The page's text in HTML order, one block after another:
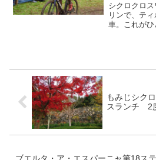
シクロクロ
リンで、テ
車。これがひ
たマイケル
車。普通先
もみじシク
スランチ 2